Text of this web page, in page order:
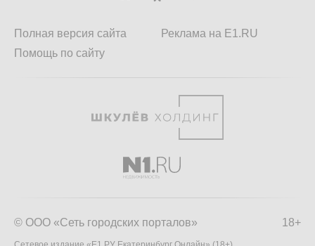
Полная версия сайта
Помощь по сайту
Реклама на E1.RU
18+
© ООО «Сеть городских порталов»